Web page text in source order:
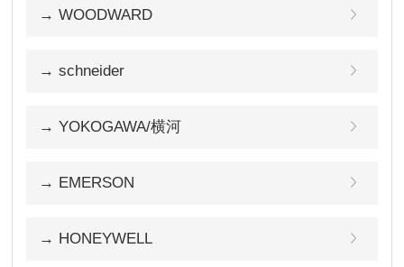
→ WOODWARD
→ schneider
→ YOKOGAWA/横河
→ EMERSON
→ HONEYWELL